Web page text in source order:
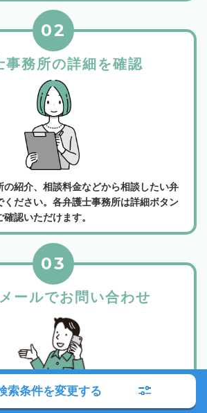
事務所の詳細を確認
02
の紹介、相談料金などから相談したい弁
ください。各弁護士事務所は詳細ボタン
認いただけます。
ールでお問い合わせ
03
索条件を変更する